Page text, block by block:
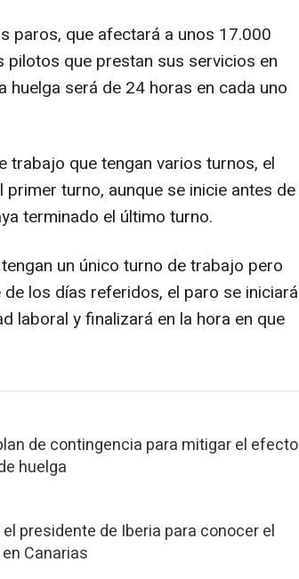
paros, que afectará a unos 17.000
que prestan sus servicios en
será de 24 horas en cada uno
trabajo que tengan varios turnos, el
turno, aunque se inicie antes de
terminado el último turno.
un único turno de trabajo pero
los días referidos, el paro se iniciará
laboral y finalizará en la hora en que
de contingencia para mitigar el efecto
huelga
presidente de Iberia para conocer el
Canarias